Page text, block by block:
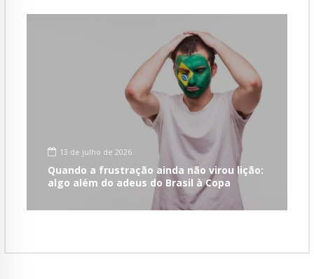
13 de julho de 2026
Quando a frustração ainda não virou lição:
algo além do adeus do Brasil à Copa